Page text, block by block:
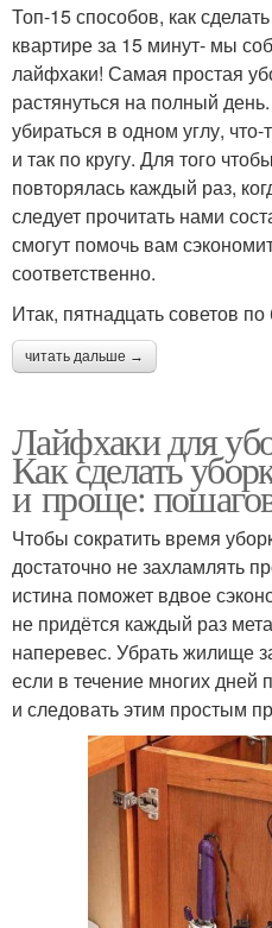
Топ-15 способов, как
квартире за 15 минут- мы
лайфхаки! Самая простая
растянуться на полный
убираться в одном углу, что-
и так по кругу. Для того
повторялась каждый раз,
следует прочитать нами
смогут помочь вам
соответственно.
Итак, пятнадцать советов
читать дальше →
Лайфхаки для
Как сделать
и проще:
Чтобы сократить время
достаточно не захламлять
истина поможет вдвое
не придётся каждый раз
наперевес. Убрать жилище
если в течение многих дней
и следовать этим простым